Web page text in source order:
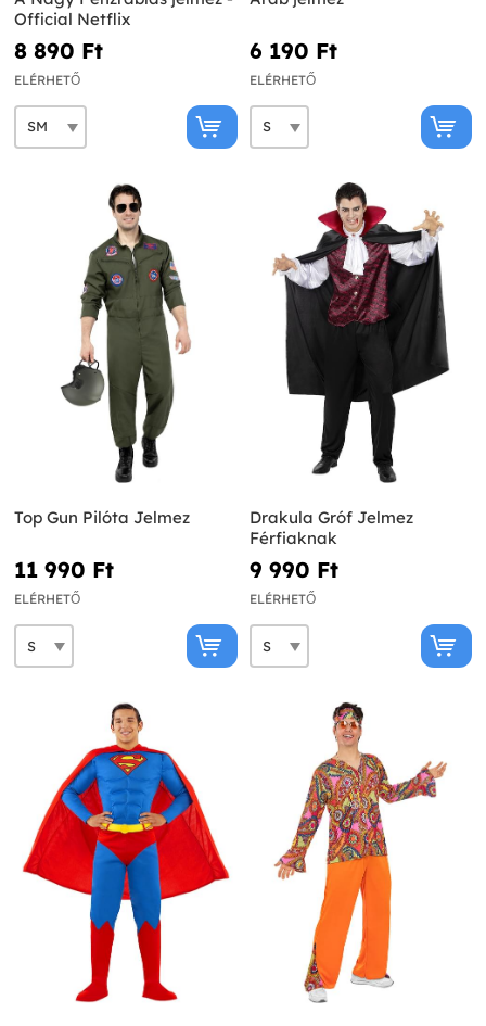
Official Netflix
8 890 Ft‎
ELÉRHETŐ
6 190 Ft‎
ELÉRHETŐ
Top Gun Pilóta Jelmez
11 990 Ft‎
ELÉRHETŐ
Drakula Gróf Jelmez
Férfiaknak
9 990 Ft‎
ELÉRHETŐ